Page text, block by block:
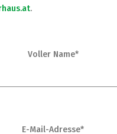
.
Voller Name*
E-Mail-Adresse*